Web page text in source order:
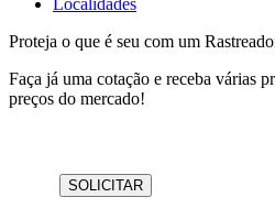
Localidades
Proteja o que é seu com um
Faça já uma cotação e receba várias
preços do mercado!